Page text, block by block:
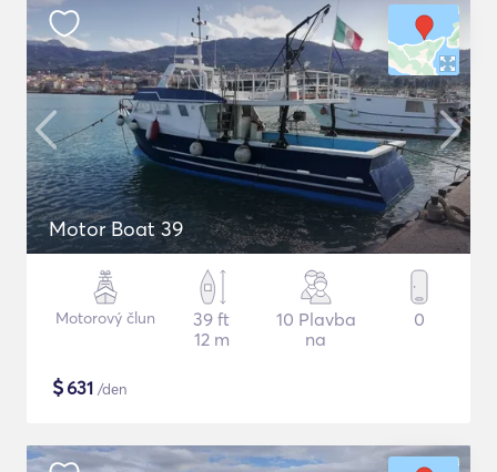
Motor Boat 39
Motorový člun
39 ft
12 m
10 Plavba
na
0
$631 /den